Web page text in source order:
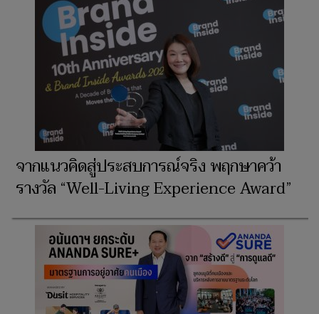
จากแนวคิดสู่ประสบการณ์จริง พฤกษาคว้า
รางวัล “Well-Living Experience Award”